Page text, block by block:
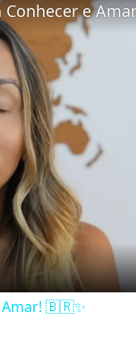
Video
Amar! 🇧🇷✨